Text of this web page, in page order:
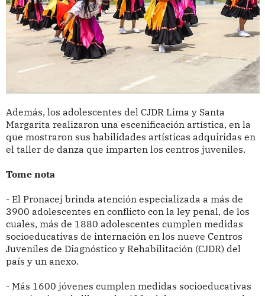
Además, los adolescentes del CJDR Lima y Santa
Margarita realizaron una escenificación artística, en la
que mostraron sus habilidades artísticas adquiridas en
el taller de danza que imparten los centros juveniles.
Tome nota
- El Pronacej brinda atención especializada a más de
3900 adolescentes en conflicto con la ley penal, de los
cuales, más de 1880 adolescentes cumplen medidas
socioeducativas de internación en los nueve Centros
Juveniles de Diagnóstico y Rehabilitación (CJDR) del
país y un anexo.
- Más 1600 jóvenes cumplen medidas socioeducativas